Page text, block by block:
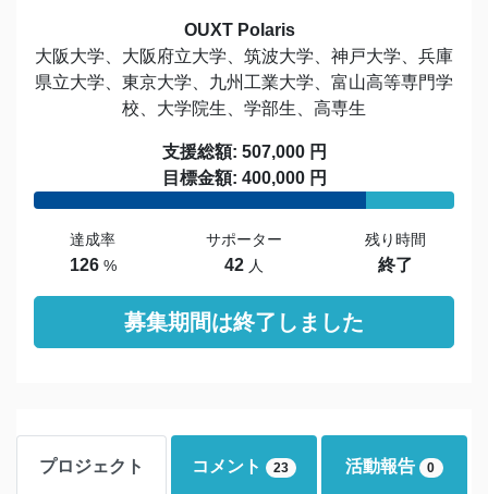
OUXT Polaris
大阪大学、大阪府立大学、筑波大学、神戸大学、兵庫
県立大学、東京大学、九州工業大学、富山高等専門学
校、大学院生、学部生、高専生
支援総額: 507,000 円
目標金額: 400,000 円
達成率
126 %
サポーター
42 人
残り時間
終了
募集期間は終了しました
プロジェクト コメント 23 活動報告 0